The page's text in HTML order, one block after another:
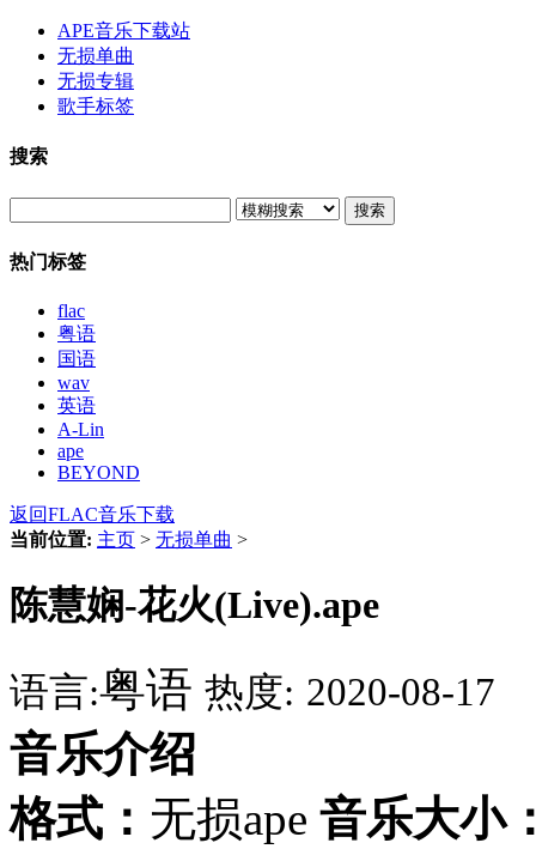
APE音乐下载站
无损单曲
无损专辑
歌手标签
搜索
搜索
热门标签
flac
粤语
国语
wav
英语
A-Lin
ape
BEYOND
返回FLAC音乐下载
当前位置: 主页 > 无损单曲 >
陈慧娴-花火(Live).ape
语言:粤语 热度: 2020-08-17
音乐介绍
格式： 无损ape 音乐大小